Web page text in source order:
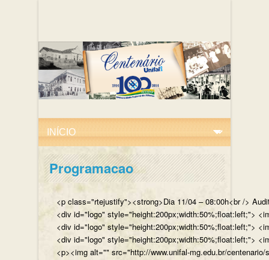
Programacao
<p class="rtejustify"><strong>Dia 11/04 – 08:00h<br />
<div id="logo" style="height:200px;width:50%;float:left;">
<div id="logo" style="height:200px;width:50%;float:left;">
<div id="logo" style="height:200px;width:50%;float:left;">
<p><img alt="" src="http://www.unifal-mg.edu.br/